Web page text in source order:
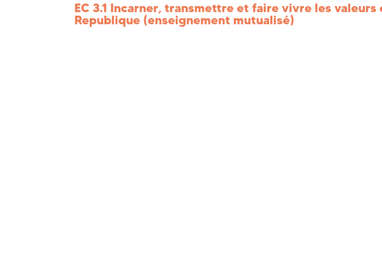
EC 3.1 Incarner, transmettre et faire vivre les
Republique (enseignement mutualisé)